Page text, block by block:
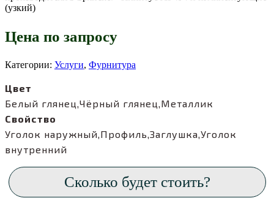
Цена по запросу
Категории: Услуги, Фурнитура
Цвет
Белый глянец,Чёрный глянец,Металлик
Свойство
Уголок наружный,Профиль,Заглушка,Уголок
внутренний
Сколько будет стоить?